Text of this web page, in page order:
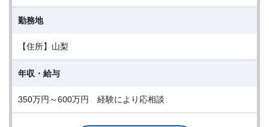
勤務地
【住所】山梨
年収・給与
350万円～600万円 経験により応相談